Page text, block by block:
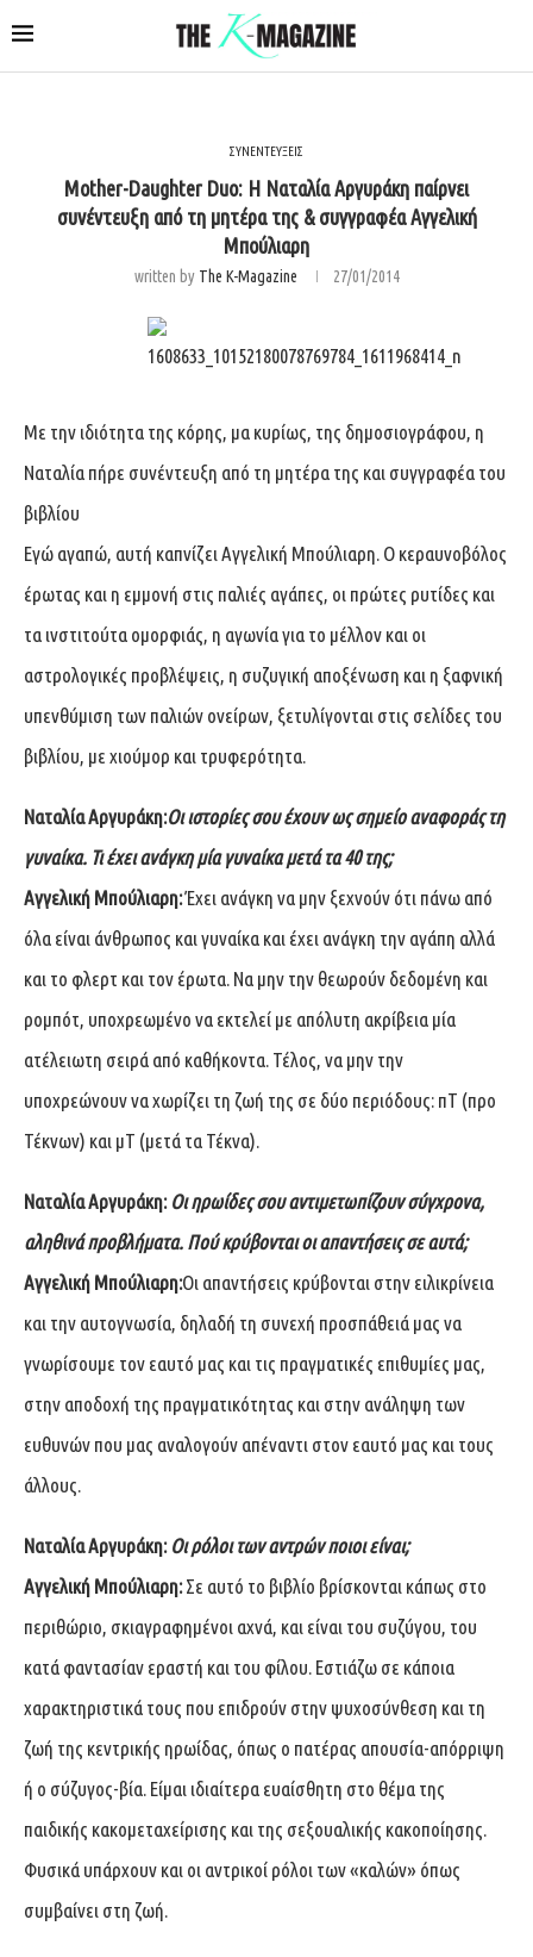
ΣΥΝΕΝΤΕΥΞΕΙΣ
Mother-Daughter Duo: H Ναταλία Αργυράκη παίρνει
συνέντευξη από τη μητέρα της & συγγραφέα Αγγελική
Μπούλιαρη
written by The K-Magazine 27/01/2014
Με την ιδιότητα της κόρης, μα κυρίως, της δημοσιογράφου, η
Ναταλία πήρε συνέντευξη από τη μητέρα της και συγγραφέα του
βιβλίου
Εγώ αγαπώ, αυτή καπνίζει Αγγελική Μπούλιαρη. Ο κεραυνοβόλος
έρωτας και η εμμονή στις παλιές αγάπες, οι πρώτες ρυτίδες και
τα ινστιτούτα ομορφιάς, η αγωνία για το μέλλον και οι
αστρολογικές προβλέψεις, η συζυγική αποξένωση και η ξαφνική
υπενθύμιση των παλιών ονείρων, ξετυλίγονται στις σελίδες του
βιβλίου, με χιούμορ και τρυφερότητα.
Ναταλία Αργυράκη:Οι ιστορίες σου έχουν ως σημείο αναφοράς τη
γυναίκα. Τι έχει ανάγκη μία γυναίκα μετά τα 40 της;
Αγγελική Μπούλιαρη:Έχει ανάγκη να μην ξεχνούν ότι πάνω από
όλα είναι άνθρωπος και γυναίκα και έχει ανάγκη την αγάπη αλλά
και το φλερτ και τον έρωτα. Να μην την θεωρούν δεδομένη και
ρομπότ, υποχρεωμένο να εκτελεί με απόλυτη ακρίβεια μία
ατέλειωτη σειρά από καθήκοντα. Τέλος, να μην την
υποχρεώνουν να χωρίζει τη ζωή της σε δύο περιόδους: πΤ (προ
Τέκνων) και μΤ (μετά τα Τέκνα).
Ναταλία Αργυράκη: Οι ηρωίδες σου αντιμετωπίζουν σύγχρονα,
αληθινά προβλήματα. Πού κρύβονται οι απαντήσεις σε αυτά;
Αγγελική Μπούλιαρη:Οι απαντήσεις κρύβονται στην ειλικρίνεια
και την αυτογνωσία, δηλαδή τη συνεχή προσπάθειά μας να
γνωρίσουμε τον εαυτό μας και τις πραγματικές επιθυμίες μας,
στην αποδοχή της πραγματικότητας και στην ανάληψη των
ευθυνών που μας αναλογούν απέναντι στον εαυτό μας και τους
άλλους.
Ναταλία Αργυράκη: Οι ρόλοι των αντρών ποιοι είναι;
Αγγελική Μπούλιαρη:Σε αυτό το βιβλίο βρίσκονται κάπως στο
περιθώριο, σκιαγραφημένοι αχνά, και είναι του συζύγου, του
κατά φαντασίαν εραστή και του φίλου. Εστιάζω σε κάποια
χαρακτηριστικά τους που επιδρούν στην ψυχοσύνθεση και τη
ζωή της κεντρικής ηρωίδας, όπως ο πατέρας απουσία-απόρριψη
ή ο σύζυγος-βία. Είμαι ιδιαίτερα ευαίσθητη στο θέμα της
παιδικής κακομεταχείρισης και της σεξουαλικής κακοποίησης.
Φυσικά υπάρχουν και οι αντρικοί ρόλοι των «καλών» όπως
συμβαίνει στη ζωή.